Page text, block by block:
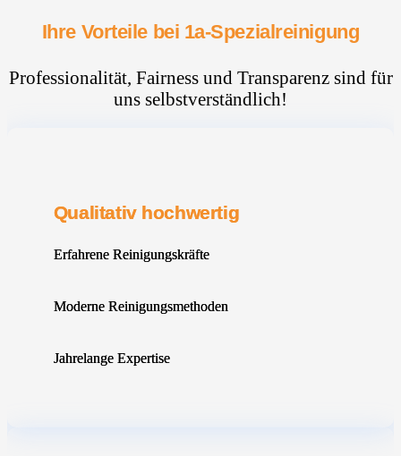
Ihre Vorteile bei 1a-Spezialreinigung
Professionalität, Fairness und Transparenz sind für
uns selbstverständlich!
Qualitativ hochwertig
Erfahrene Reinigungskräfte
Moderne Reinigungsmethoden
Jahrelange Expertise